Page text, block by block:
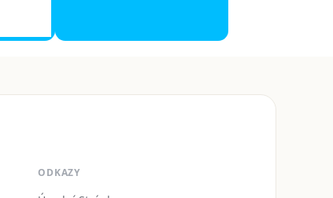
ODKAZY